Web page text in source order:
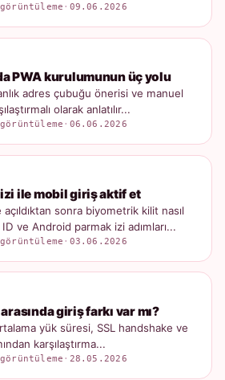
· 09.06.2026
PWA kurulumunun üç yolu
adres çubuğu önerisi ve manuel
olarak anlatılır...
· 06.06.2026
izi ile mobil giriş aktif et
sonra biyometrik kilit nasıl
ve Android parmak izi adımları...
· 03.06.2026
giriş farkı var mı?
yük süresi, SSL handshake ve
karşılaştırma...
· 28.05.2026